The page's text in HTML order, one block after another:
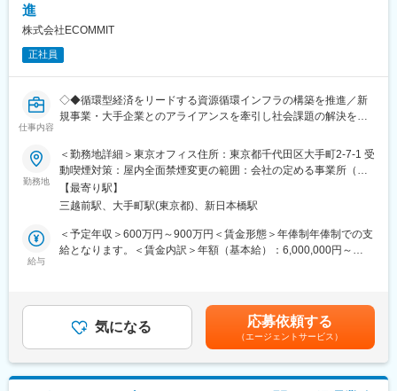
品開発から販売、カスタマーサポートまでを一気通貫で自社運営
現在は、各部門の枠組みに沿って業務が進められているため、情
報や責任範囲が分断され、無駄な工数・タイムロスが発生してい
業務効率やスピードを重視するEC業界においては致命的なボトル
ネックであり、事業成長に直結するプロセス変革が急務です。
そのため今回、事業推進部を母体として、商品開発領域を中心に
社内のオペレーション全体をゼロベースで再構築する人材を募集
現状にとらわれず俯瞰的にプロセスを再設計し、業務改革をリー
務の主流であり、本来であれば業務システム化すべき領域も多く
残されています。
今後は、業務効率だけでなく属人性の排除や再現性のある仕組み
化を進めていくことで、組織の強化と成長を目指します。
進
株式会社ECOMMIT
正社員
仕事内容
◇◆循環型経済をリードする資源循環インフラの構築を推進／新
規事業・大手企業とのアライアンスを牽引し社会課題の解決を目
■業務概要
当社の事業開発／エンタープライズ営業ポジションは、サーキュ
ラーエコノミー推進事業における大手企業・自治体・主要ステー
クホルダーとのアライアンス締結、新規事業やサービスの構想か
ら実装、クロージングまでを一気通貫で担います。単なるサービ
ス営業ではなく、顧客課題を起点とした共創型のビジネスモデル
業、リレーション構築
・サーキュラーエコノミー推進のための業界横断的なアライアン
ス・協業スキームの企画立案、折衝・交渉
・KGI/KPI設計、収支シミュレーション、PoC（実証実験）の計
勤務地
＜勤務地詳細＞東京オフィス住所：東京都千代田区大手町2-7-1 受
動喫煙対策：屋内全面禁煙変更の範囲：会社の定める事業所（リ
モートワーク含む）
【最寄り駅】
三越前駅、大手町駅(東京都)、新日本橋駅
給与
＜予定年収＞600万円～900万円＜賃金形態＞年俸制年俸制での支
給となります。＜賃金内訳＞年額（基本給）：6,000,000円～
円～4,080,000円（12分割）（一律手当を含む）＜昇給有無＞有
＜残業手当＞有＜給与補足＞年収は経験・能力を考慮の上、決定
します。賃金はあくまでも目安の金額であり、選考を通じて上下
する可能性があります。月給(月額)は固定手当を含めた表記です。
気になる 応募依頼する
（エージェントサービス）